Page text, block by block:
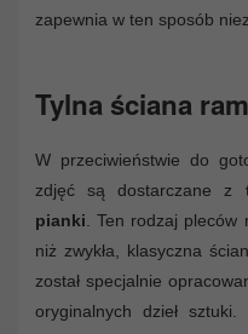
zapewnia w ten sposób
Tylna ściana
W przeciwieństwie do
zdjęć są dostarczane z
pianki . Ten rodzaj
niż zwykła, klasyczna
został specjalnie
oryginalnych dzieł